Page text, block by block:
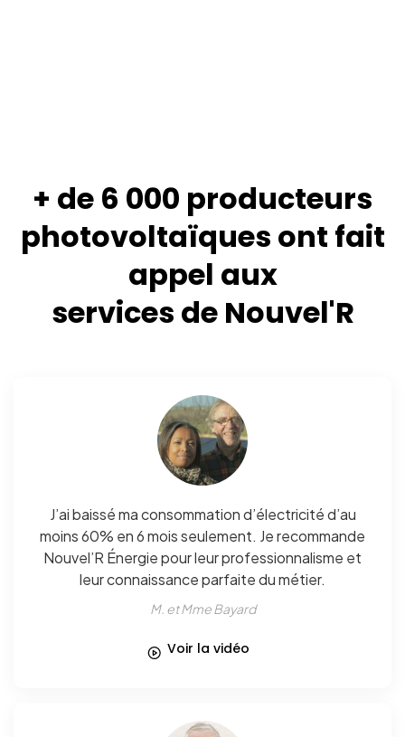
+ de 6 000 producteurs
photovoltaïques ont fait
appel aux
services de Nouvel'R
J’ai baissé ma consommation d’électricité d’au
moins 60% en 6 mois seulement. Je recommande
Nouvel’R Énergie pour leur professionnalisme et
leur connaissance parfaite du métier.
M. et Mme Bayard
Voir la vidéo